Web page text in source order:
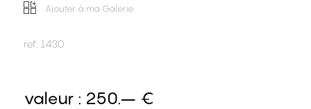
Ajouter à ma Galerie
ref. 1430
valeur : 250.– €